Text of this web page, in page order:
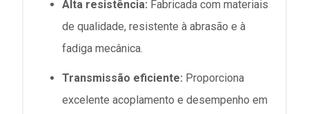
Alta resistência: Fabricada com materiais
de qualidade, resistente à abrasão e à
fadiga mecânica.
Transmissão eficiente: Proporciona
excelente acoplamento e desempenho em